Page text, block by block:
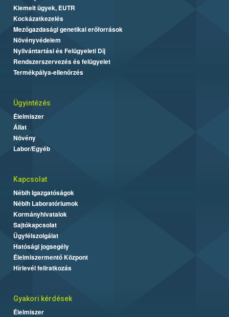
Kiemelt ügyek, EUTR
Kockázatkezelés
Mezőgazdasági genetikai erőforrások
Növényvédelem
Nyilvántartási és Felügyeleti Díj
Rendszerszervezés és felügyelet
Termékpálya-ellenőrzés
Ügyintézés
Élelmiszer
Állat
Növény
Labor/Egyéb
Kapcsolat
Nébih Igazgatóságok
Nébih Laboratóriumok
Kormányhivatalok
Sajtókapcsolat
Ügyfélszolgálat
Hatósági jogsegély
Élelmiszermentő Központ
Hírlevél feliratkozás
Gyakori kérdések
Élelmiszer